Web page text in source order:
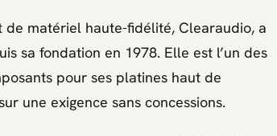
matériel haute-fidélité, Clearaudio, a
sa fondation en 1978. Elle est l’un des
pour ses platines haut de
une exigence sans concessions.